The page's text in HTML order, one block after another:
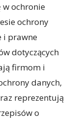
w ochronie
ochrony
i prawne
dotyczących
firmom i
danych,
reprezentują
o